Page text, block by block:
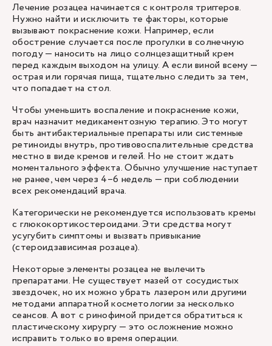
Лечение розацеа начинается с контроля триггеров.
Нужно найти и исключить те факторы, которые
вызывают покраснение кожи. Например, если
обострение случается после прогулки в солнечную
погоду — наносить на лицо солнцезащитный крем
перед каждым выходом на улицу. А если виной всему —
острая или горячая пища, тщательно следить за тем,
что попадает на стол.
Чтобы уменьшить воспаление и покраснение кожи,
врач назначит медикаментозную терапию. Это могут
быть антибактериальные препараты или системные
ретиноиды внутрь, противовоспалительные средства
местно в виде кремов и гелей. Но не стоит ждать
моментального эффекта. Обычно улучшение наступает
не ранее, чем через 4–6 недель — при соблюдении
всех рекомендаций врача.
Категорически не рекомендуется использовать кремы
с глюкокортикостероидами. Эти средства могут
усугубить симптомы и вызвать привыкание
(стероидзависимая розацеа).
Некоторые элементы розацеа не вылечить
препаратами. Не существует мазей от сосудистых
звездочек, но их можно убрать лазером или другими
методами аппаратной косметологии за несколько
сеансов. А вот с ринофимой придется обратиться к
пластическому хирургу — это осложнение можно
исправить только во время операции.